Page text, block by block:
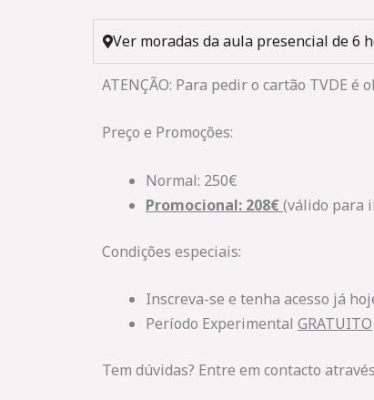
Ver moradas da aula presencial de 6
ATENÇÃO: Para pedir o cartão TVDE
Preço e Promoções:
Normal: 250€
Promocional: 208€ (válido para
Condições especiais:
Inscreva-se e tenha acesso já
Período Experimental GRATUITO
Tem dúvidas? Entre em contacto